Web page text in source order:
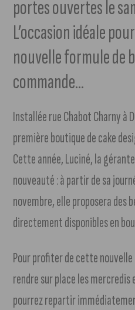
portes ouvertes le
L’occasion idéale
nouvelle formule de
commande…
Installée rue Chabot Charny à
première boutique de cake
Cette année, Luciné, la
nouveauté : à partir de sa
novembre, elle proposera des
directement disponibles en
Pour profiter de cette
rendre sur place les mercredis
pourrez repartir